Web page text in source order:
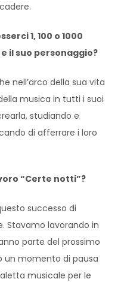
1, 100 o 1000
il suo personaggio?
nell’arco della sua vita
musica in tutti i suoi
studiando e
di afferrare i loro
“Certe notti”?
successo di
Stavamo lavorando in
parte del prossimo
un momento di pausa
musicale per le